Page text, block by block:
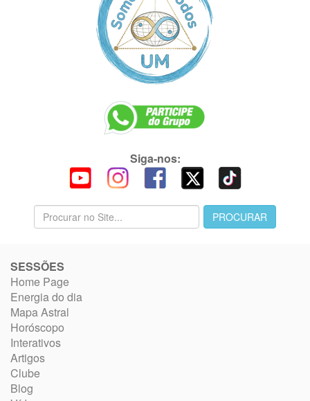
Siga-nos:
SESSÕES
Home Page
Energia do dia
Mapa Astral
Horóscopo
Interativos
Artigos
Clube
Blog